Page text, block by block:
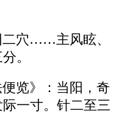
二穴……主风眩、
。
便览》：当阳，奇
一寸。针二至三